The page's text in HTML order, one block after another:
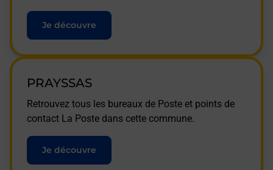
Je découvre
PRAYSSAS
Retrouvez tous les bureaux de Poste et points de
contact La Poste dans cette commune.
Je découvre